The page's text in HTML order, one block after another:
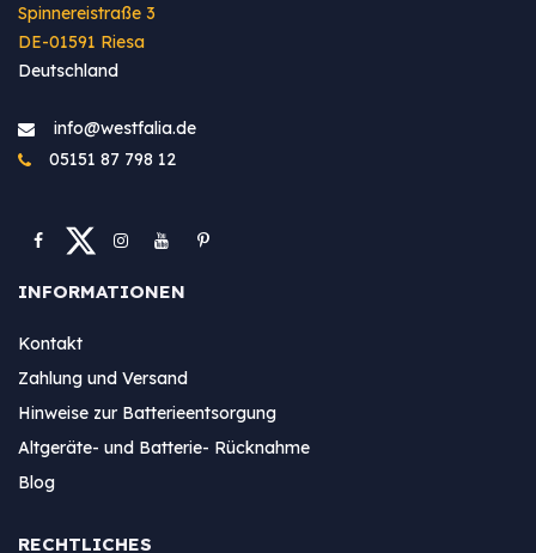
Spinnereistraße 3
DE-01591 Riesa
Deutschland
info@westfa​lia.de
05151 87 798 12
INFORMATIONEN
Kontakt
Zahlung und Versand
Hinweise zur Batterieentsorgung
Altgeräte- und Batterie- Rücknahme
Blog
RECHTLICHES